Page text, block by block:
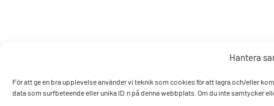
Hantera
För att ge en bra upplevelse använder vi teknik som cookies för att lagra och/eller
data som surfbeteende eller unika ID:n på denna webbplats. Om du inte samtycker